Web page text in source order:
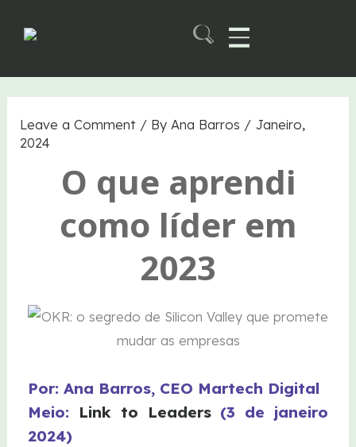
Leave a Comment / ByAna Barros / Janeiro,
2024
O que aprendi
como líder em
2023
Por: Ana Barros, CEO Martech Digital
Meio: Link to Leaders(3 de janeiro
2024)